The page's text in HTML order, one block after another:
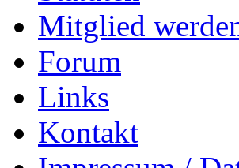
Mitglied
Forum
Links
Kontakt